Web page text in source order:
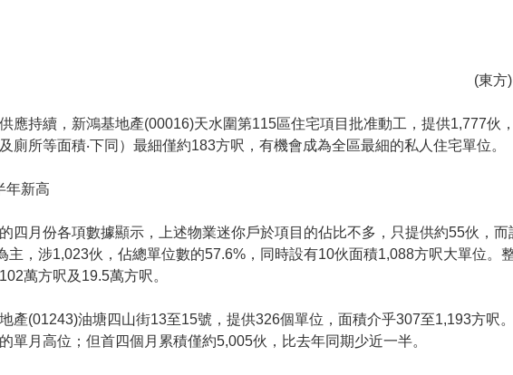
(東方
應持續，新鴻基地產(00016)天水圍第115區住宅項目批准動工，提供1,777伙
廁所等面積‧下同）最細僅約183方呎，有機會成為全區最細的私人住宅單位。
年新高
四月份各項數據顯示，上述物業迷你戶於項目的佔比不多，只提供約55伙，而
主，涉1,023伙，佔總單位數的57.6%，同時設有10伙面積1,088方呎大單位。
萬方呎及19.5萬方呎。
產(01243)油塘四山街13至15號，提供326個單位，面積介乎307至1,193方呎
單月高位；但首四個月累積僅約5,005伙，比去年同期少近一半。